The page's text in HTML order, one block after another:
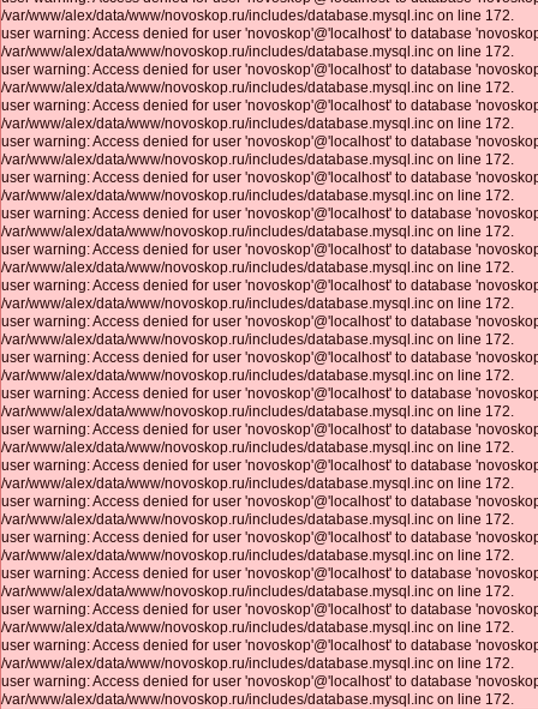
/var/www/alex/data/www/novoskop.ru/includes/database.mysql.inc on line 172.
user warning: Access denied for user 'novoskop'@'localhost' to database
/var/www/alex/data/www/novoskop.ru/includes/database.mysql.inc on line 172.
user warning: Access denied for user 'novoskop'@'localhost' to database
/var/www/alex/data/www/novoskop.ru/includes/database.mysql.inc on line 172.
user warning: Access denied for user 'novoskop'@'localhost' to database
/var/www/alex/data/www/novoskop.ru/includes/database.mysql.inc on line 172.
user warning: Access denied for user 'novoskop'@'localhost' to database
/var/www/alex/data/www/novoskop.ru/includes/database.mysql.inc on line 172.
user warning: Access denied for user 'novoskop'@'localhost' to database
/var/www/alex/data/www/novoskop.ru/includes/database.mysql.inc on line 172.
user warning: Access denied for user 'novoskop'@'localhost' to database
/var/www/alex/data/www/novoskop.ru/includes/database.mysql.inc on line 172.
user warning: Access denied for user 'novoskop'@'localhost' to database
/var/www/alex/data/www/novoskop.ru/includes/database.mysql.inc on line 172.
user warning: Access denied for user 'novoskop'@'localhost' to database
/var/www/alex/data/www/novoskop.ru/includes/database.mysql.inc on line 172.
user warning: Access denied for user 'novoskop'@'localhost' to database
/var/www/alex/data/www/novoskop.ru/includes/database.mysql.inc on line 172.
user warning: Access denied for user 'novoskop'@'localhost' to database
/var/www/alex/data/www/novoskop.ru/includes/database.mysql.inc on line 172.
user warning: Access denied for user 'novoskop'@'localhost' to database
/var/www/alex/data/www/novoskop.ru/includes/database.mysql.inc on line 172.
user warning: Access denied for user 'novoskop'@'localhost' to database
/var/www/alex/data/www/novoskop.ru/includes/database.mysql.inc on line 172.
user warning: Access denied for user 'novoskop'@'localhost' to database
/var/www/alex/data/www/novoskop.ru/includes/database.mysql.inc on line 172.
user warning: Access denied for user 'novoskop'@'localhost' to database
/var/www/alex/data/www/novoskop.ru/includes/database.mysql.inc on line 172.
user warning: Access denied for user 'novoskop'@'localhost' to database
/var/www/alex/data/www/novoskop.ru/includes/database.mysql.inc on line 172.
user warning: Access denied for user 'novoskop'@'localhost' to database
/var/www/alex/data/www/novoskop.ru/includes/database.mysql.inc on line 172.
user warning: Access denied for user 'novoskop'@'localhost' to database
/var/www/alex/data/www/novoskop.ru/includes/database.mysql.inc on line 172.
user warning: Access denied for user 'novoskop'@'localhost' to database
/var/www/alex/data/www/novoskop.ru/includes/database.mysql.inc on line 172.
user warning: Access denied for user 'novoskop'@'localhost' to database
/var/www/alex/data/www/novoskop.ru/includes/database.mysql.inc on line 172.